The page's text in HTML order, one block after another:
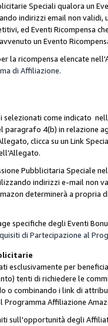
Speciali qualora un
indirizzi email non
ed Eventi Ricompensa
un Evento
la ricompensa elencate
di Affiliazione.
selezionati come indicato
paragrafo 4(b) in relazione
clicca su un Link
Pubblicitaria Speciale
indirizzi e-mail non
determinerà a propria
specifiche degli Eventi
di Partecipazione al
esclusivamente per
tenti di richiedere le
o combinando i link di
Programma Affiliazione
sull'opportunità degli